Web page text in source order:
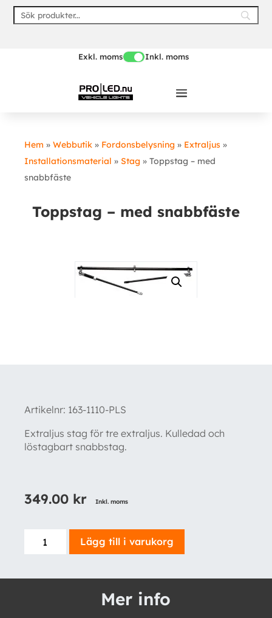
Skip
Exkl. moms Inkl. moms
Hem » Webbutik » Fordonsbelysning » Extraljus »
Installationsmaterial » Stag » Toppstag – med
snabbfäste
Toppstag – med snabbfäste
Artikelnr: 163-1110-PLS
Extraljus stag för tre extraljus. Kulledad och
löstagbart snabbstag.
349.00 kr Inkl. moms
Toppstag
Lägg till i varukorg
Mer info